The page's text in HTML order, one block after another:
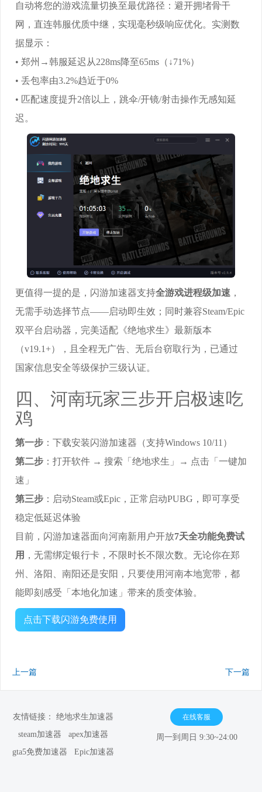
自动将您的游戏流量切换至最优路径：避开拥堵骨干
网，直连韩服优质中继，实现毫秒级响应优化。实测数
据显示：
• 郑州→韩服延迟从228ms降至65ms（↓71%）
• 丢包率由3.2%趋近于0%
• 匹配速度提升2倍以上，跳伞/开镜/射击操作无感知延
迟。
更值得一提的是，闪游加速器支持全游戏进程级加速 ，
无需手动选择节点——启动即生效；同时兼容Steam/Epic
双平台启动器，完美适配《绝地求生》最新版本
（v19.1+），且全程无广告、无后台窃取行为，已通过
国家信息安全等级保护三级认证。
四、河南玩家三步开启极速吃
鸡
第一步 ：下载安装闪游加速器（支持Windows 10/11）
第二步 ：打开软件 → 搜索「绝地求生」→ 点击「一键加
速」
第三步 ：启动Steam或Epic，正常启动PUBG，即可享受
稳定低延迟体验
目前，闪游加速器面向河南新用户开放7天全功能免费试
用 ，无需绑定银行卡，不限时长不限次数。无论你在郑
州、洛阳、南阳还是安阳，只要使用河南本地宽带，都
能即刻感受「本地化加速」带来的质变体验。
点击下载闪游免费使用
上一篇 下一篇
友情链接： 绝地求生加速器
steam加速器
apex加速器
gta5免费加速器
Epic加速器
在线客服
周一到周日 9:30~24:00